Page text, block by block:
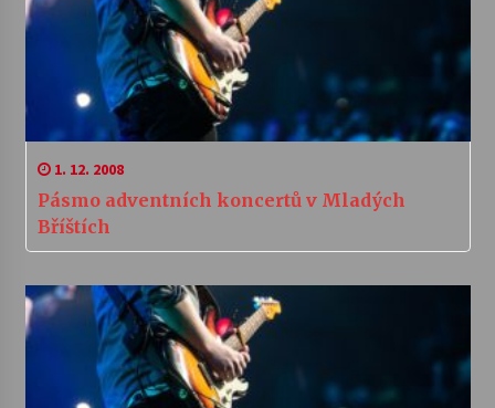
1. 12. 2008
Pásmo adventních koncertů v Mladých
Bříštích